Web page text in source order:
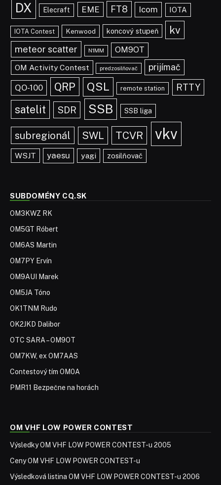
DX Elecraft EME FT8 Icom IOTA
IOTA Contest Kenwood koncový stupeň kv
meteor scatter N1MM
OM9OT
OM Activity Contest
predzosilňovač prijímač
QO-100 QRP QSL remote station RTTY
satelit SDR SSB SSB liga
subregionál SWL TCVR vkv
WSJT yaesu yagi zosilňovač
SUBDOMÉNY CQ.SK
OM3KWZ RK
OM5GT Róbert
OM6AS Martin
OM7PY Ervín
OM9AUI Marek
OM5JA Tóno
OK1TNM Rudo
OK2JKD Dalibor
OTC SARA – OM9OT
OM7KW, ex OM7AAS
Contestový tím OM0A
PMR11 Bezpečne na horách
OM VHF LOW POWER CONTEST
Výsledky OM VHF LOW POWER CONTEST-u 2005
Ceny OM VHF LOW POWER CONTEST-u
Výsledková listina OM VHF LOW POWER CONTEST-u 2006